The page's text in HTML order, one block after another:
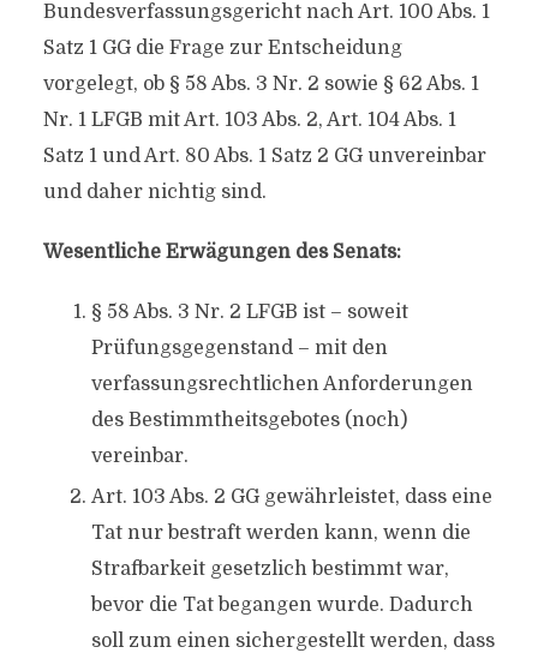
Bundesverfassungsgericht nach Art. 100 Abs. 1
Satz 1 GG die Frage zur Entscheidung
vorgelegt, ob § 58 Abs. 3 Nr. 2 sowie § 62 Abs. 1
Nr. 1 LFGB mit Art. 103 Abs. 2, Art. 104 Abs. 1
Satz 1 und Art. 80 Abs. 1 Satz 2 GG unvereinbar
und daher nichtig sind.
Wesentliche Erwägungen des Senats:
§ 58 Abs. 3 Nr. 2 LFGB ist – soweit
Prüfungsgegenstand – mit den
verfassungsrechtlichen Anforderungen
des Bestimmtheitsgebotes (noch)
vereinbar.
Art. 103 Abs. 2 GG gewährleistet, dass eine
Tat nur bestraft werden kann, wenn die
Strafbarkeit gesetzlich bestimmt war,
bevor die Tat begangen wurde. Dadurch
soll zum einen sichergestellt werden, dass